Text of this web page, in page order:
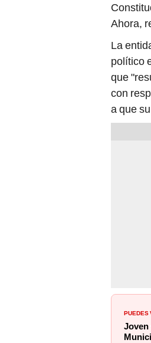
Ahora,
La
político
que
con
a que
PUEDES
Joven